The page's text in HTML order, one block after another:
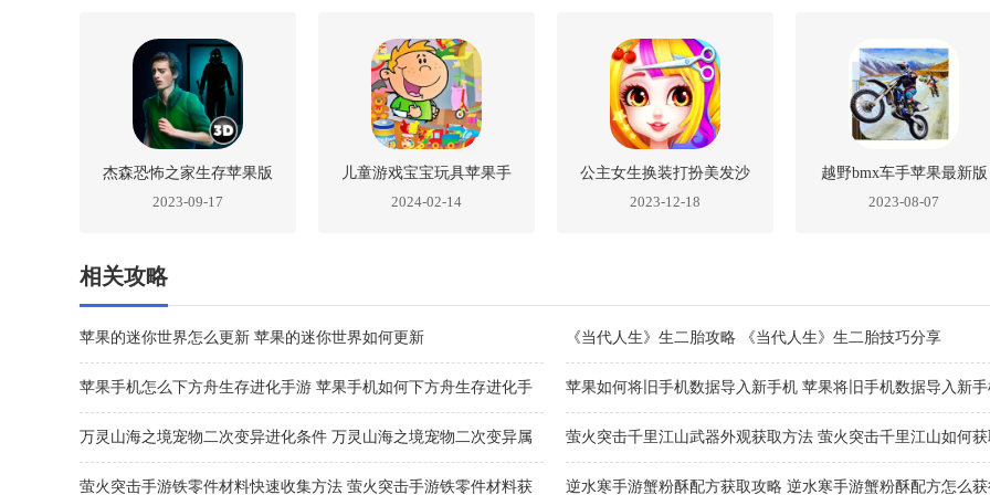
杰森恐怖之家生存苹果版
2023-09-17
儿童游戏宝宝玩具苹果手
机版
2024-02-14
公主女生换装打扮美发沙
龙中文版苹果版
2023-12-18
越野bmx车手苹果最新版
2023-08-07
相关攻略
苹果的迷你世界怎么更新 苹果的迷你世界如何更新 《当代人生》生二胎攻略 《当代人生》生二胎技巧分享
苹果手机怎么下方舟生存进化手游 苹果手机如何下方舟生存进化手
游
苹果如何将旧手机数据导入新手机 苹果将旧手机数据导入新手
方法
万灵山海之境宠物二次变异进化条件 万灵山海之境宠物二次变异属
性对比
萤火突击千里江山武器外观获取方法 萤火突击千里江山如何
器外观
萤火突击手游铁零件材料快速收集方法 萤火突击手游铁零件材料获 逆水寒手游蟹粉酥配方获取攻略 逆水寒手游蟹粉酥配方怎么